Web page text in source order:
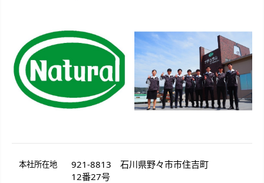
本社所在地 921-8813 石川県野々市市住吉町
12番27号